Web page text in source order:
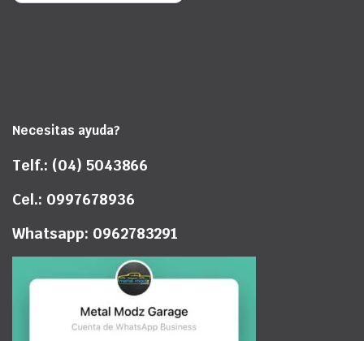
Necesitas ayuda?
Telf.: (04) 5043866
Cel.: 0997678936
Whatsapp: 0962783291